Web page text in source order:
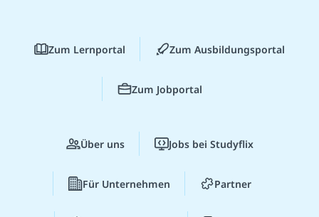
Zum Lernportal Zum Ausbildungsportal
Zum Jobportal
Über uns Jobs bei Studyflix
Für Unternehmen Partner